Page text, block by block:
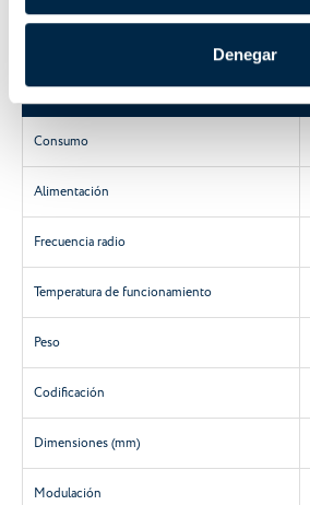
Denegar
Características técnicas
Características
Consumo
Alimentación
Frecuencia radio
Temperatura de funcionamiento
Peso
Codificación
Dimensiones (mm)
Modulación